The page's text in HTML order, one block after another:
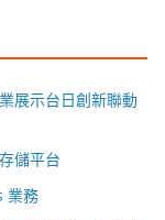
展示台日創新聯動
儲平台
業務